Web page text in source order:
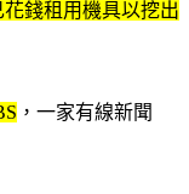
錢租用機具以挖出
，一家有線新聞